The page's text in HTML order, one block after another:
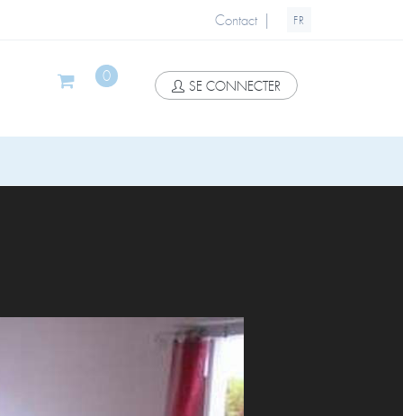
Contact | FR
0
SE CONNECTER